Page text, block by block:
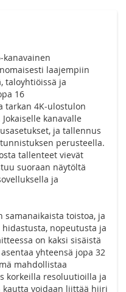
laajempiin
taloyhtiöissä ja
16
tarkan 4K‑ulostulon
kanavalle
ja tallennus
perusteella.
tallenteet vievät
suoraan näytöltä
ja
samanaikaista toistoa, ja
nopeutusta ja
on kaksi sisäistä
yhteensä jopa 32
mahdollistaa
korkeilla resoluutioilla ja
kautta voidaan liittää hiiri